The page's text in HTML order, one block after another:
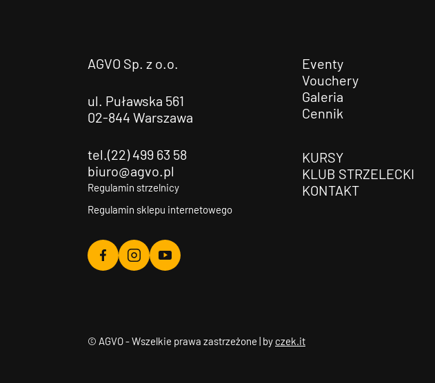
AGVO Sp. z o.o.
ul. Puławska 561
02-844 Warszawa
tel.(22) 499 63 58
biuro@agvo.pl
Regulamin strzelnicy
Regulamin sklepu internetowego
Agvo
Agvo
Agvo
Eventy
Vouchery
Galeria
Cennik
KURSY
KLUB STRZELECKI
KONTAKT
© AGVO - Wszelkie prawa zastrzeżone | by czek.it